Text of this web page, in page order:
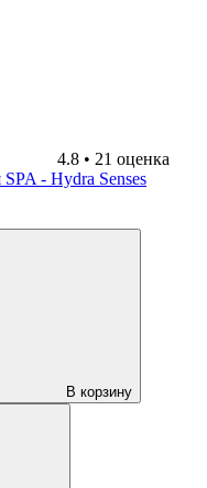
4.8 • 21 оценка
- Hydra Senses
В корзину